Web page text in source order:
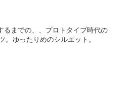
るまでの、、プロトタイプ時代の
ゆったりめのシルエット。